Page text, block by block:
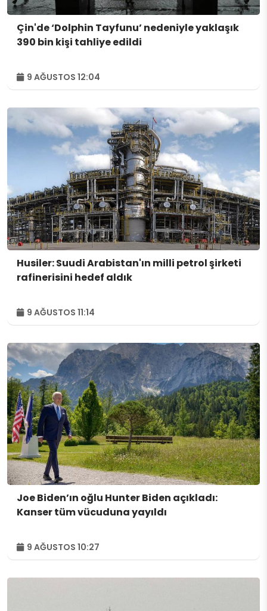
Çin'de ‘Dolphin Tayfunu’ nedeniyle yaklaşık
390 bin kişi tahliye edildi
9 AĞUSTOS 12:04
Husiler: Suudi Arabistan'ın milli petrol şirketi
rafinerisini hedef aldık
9 AĞUSTOS 11:14
Joe Biden’ın oğlu Hunter Biden açıkladı:
Kanser tüm vücuduna yayıldı
9 AĞUSTOS 10:27